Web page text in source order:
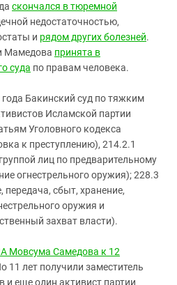
скончался в тюремной
недостаточностью,
и рядом других болезней.
Мамедова принята в
суда по правам человека.
Бакинский суд по тяжким
Исламской партии
Уголовного кодекса
к преступлению), 214.2.1
лиц по предварительному
огнестрельного оружия); 228.3
передача, сбыт, хранение,
оружия и
захват власти).
Мовсума Самедова к 12
11 лет получили заместитель
еще один активист партии